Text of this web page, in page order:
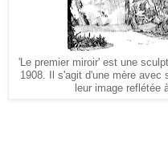
'Le premier miroir' est une
1908. Il s'agit d'une mère avec
leur image reflétée